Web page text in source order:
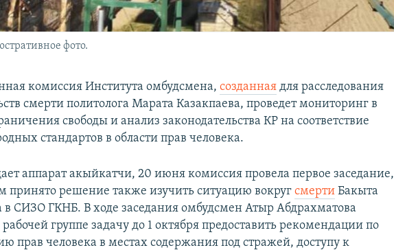
фото.
комиссия Института омбудсмена,созданная для расследования
смерти политолога Марата Казакпаева, проведет мониторинг в
свободы и анализ законодательства КР на соответствие
стандартов в области прав человека.
аппарат акыйкатчи, 20 июня комиссия провела первое заседание,
принято решение также изучить ситуацию вокругсмерти Бакыта
в СИЗО ГКНБ. В ходе заседания омбудсмен Атыр Абдрахматова
рабочей группе задачу до 1 октября предоставить рекомендации по
прав человека в местах содержания под стражей, доступу к